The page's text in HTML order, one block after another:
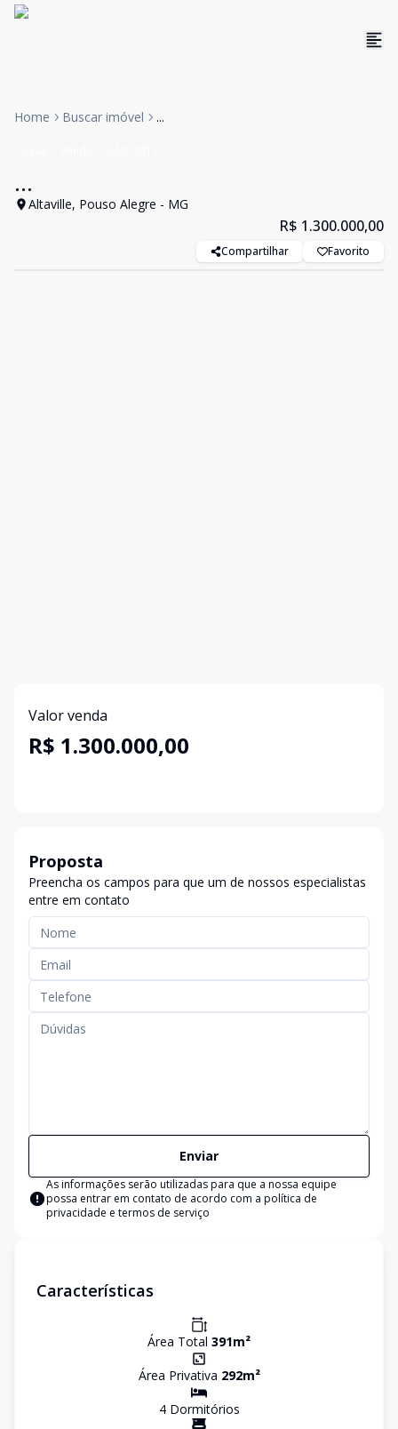
Home Buscar imóvel ...
...
Altaville, Pouso Alegre - MG
R$ 1.300.000,00
Compartilhar Favorito
Valor venda
R$ 1.300.000,00
Proposta
Preencha os campos para que um de nossos especialistas
entre em contato
Enviar
As informações serão utilizadas para que a nossa equipe
possa entrar em contato de acordo com a política de
privacidade e termos de serviço
Características
Área Total 391m²
Área Privativa 292m²
4Dormitórios